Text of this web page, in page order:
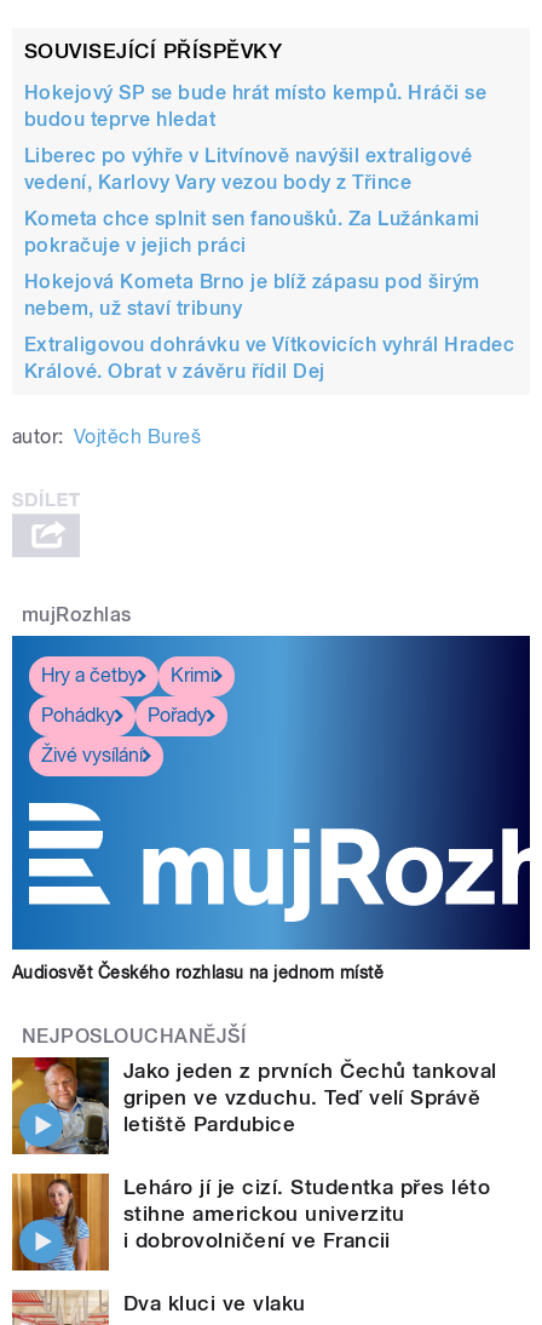
SOUVISEJÍCÍ PŘÍSPĚVKY
Hokejový SP se bude hrát místo kempů. Hráči se
budou teprve hledat
Liberec po výhře v Litvínově navýšil extraligové
vedení, Karlovy Vary vezou body z Třince
Kometa chce splnit sen fanoušků. Za Lužánkami
pokračuje v jejich práci
Hokejová Kometa Brno je blíž zápasu pod širým
nebem, už staví tribuny
Extraligovou dohrávku ve Vítkovicích vyhrál Hradec
Králové. Obrat v závěru řídil Dej
autor: Vojtěch Bureš
mujRozhlas
Hry a četby
Krimi
Pohádky
Pořady
Živé vysílání
Audiosvět Českého rozhlasu na jednom místě
NEJPOSLOUCHANĚJŠÍ
Jako jeden z prvních Čechů tankoval
gripen ve vzduchu. Teď velí Správě
letiště Pardubice
Leháro jí je cizí. Studentka přes léto
stihne americkou univerzitu
i dobrovolničení ve Francii
Dva kluci ve vlaku